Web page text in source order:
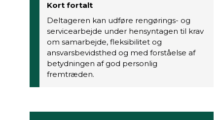
Kort fortalt
Deltageren kan udføre rengørings- og
servicearbejde under hensyntagen til krav
om samarbejde, fleksibilitet og
ansvarsbevidsthed og med forståelse af
betydningen af god personlig
fremtræden.